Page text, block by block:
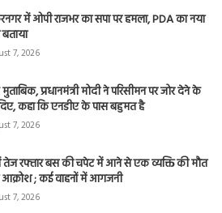
में ओपी राजभर का सपा पर हमला, PDA का नया
7, 2026
प्रधानमंत्री मोदी ने परिसीमन पर जोर देने के
कहा कि एनडीए के पास बहुमत है
7, 2026
तेज रफ्तार बस की चपेट में आने से एक व्यक्ति की मौत
; कई वाहनों में आगजनी
7, 2026